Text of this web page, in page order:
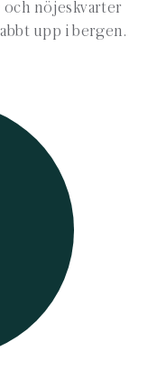
nöjeskvarter
upp i bergen.